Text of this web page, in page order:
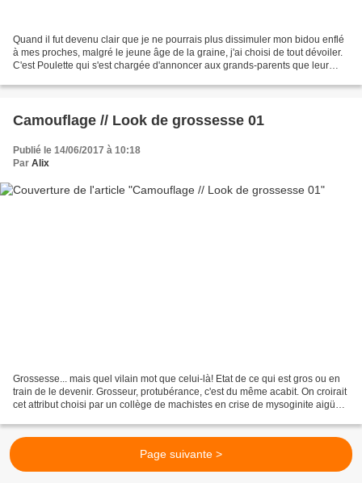
Quand il fut devenu clair que je ne pourrais plus dissimuler mon bidou enflé
à mes proches, malgré le jeune âge de la graine, j'ai choisi de tout dévoiler.
C'est Poulette qui s'est chargée d'annoncer aux grands-parents que leur
Camouflage // Look de grossesse 01
Publié le 14/06/2017 à 10:18
Par Alix
Grossesse... mais quel vilain mot que celui-là! Etat de ce qui est gros ou en
train de le devenir. Grosseur, protubérance, c'est du même acabit. On croirait
cet attribut choisi par un collège de machistes en crise de mysoginite aigüe
Page suivante >